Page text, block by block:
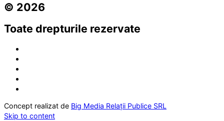
© 2026
Toate drepturile rezervate
Concept realizat de Big Media Relații Publice SRL
Skip to content